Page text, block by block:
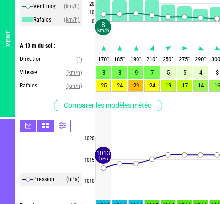
VENT
Vent moy
(km/h)
Rafales
(km/h)
A 10 m du sol :
Direction
(°)
Vitesse
(km/h)
Rafales
(km/h)
Comparer les modèles météo
Pression (hPa)
20
10
0
1020
1015
1010
170° 185° 190° 210° 250° 275° 290°
300
8
8 9 7 5 5 4
3
25
24 29 24 19 17 14 16
8
km/h
1013
hPa